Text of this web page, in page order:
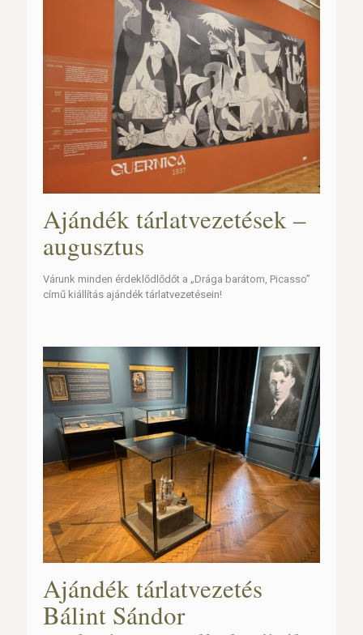
Ajándék tárlatvezetések –
augusztus
Várunk minden érdeklődlődőt a „Drága barátom, Picasso”
című kiállítás ajándék tárlatvezetésein!
Ajándék tárlatvezetés
Bálint Sándor